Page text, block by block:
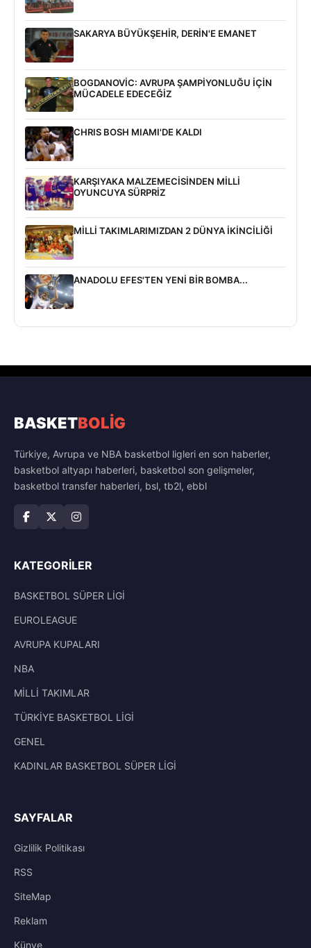
SAKARYA BÜYÜKŞEHİR, DERİN'E EMANET
BOGDANOVİC: AVRUPA ŞAMPİYONLUĞU İÇİN
MÜCADELE EDECEĞİZ
CHRIS BOSH MIAMI'DE KALDI
KARŞIYAKA MALZEMECİSİNDEN MİLLİ
OYUNCUYA SÜRPRİZ
MİLLİ TAKIMLARIMIZDAN 2 DÜNYA İKİNCİLİĞİ
ANADOLU EFES'TEN YENİ BİR BOMBA...
BASKETBOLİG
Türkiye, Avrupa ve NBA basketbol ligleri en son haberler,
basketbol altyapı haberleri, basketbol son gelişmeler,
basketbol transfer haberleri, bsl, tb2l, ebbl
KATEGORILER
BASKETBOL SÜPER LİGİ
EUROLEAGUE
AVRUPA KUPALARI
NBA
MİLLİ TAKIMLAR
TÜRKİYE BASKETBOL LİGİ
GENEL
KADINLAR BASKETBOL SÜPER LİGİ
SAYFALAR
Gizlilik Politikası
RSS
SiteMap
Reklam
Künye